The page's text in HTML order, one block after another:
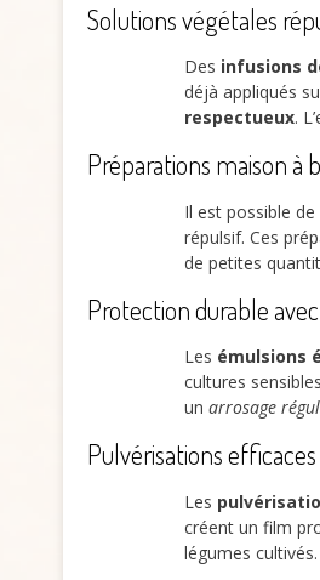
Solutions végétales
Des infusions
déjà appliqués
respectueux.
Préparations maison à
Il est possible de
répulsif. Ces
de petites
Protection durable
Les émulsions
cultures
un arrosage
Pulvérisations
Les
créent un film
légumes